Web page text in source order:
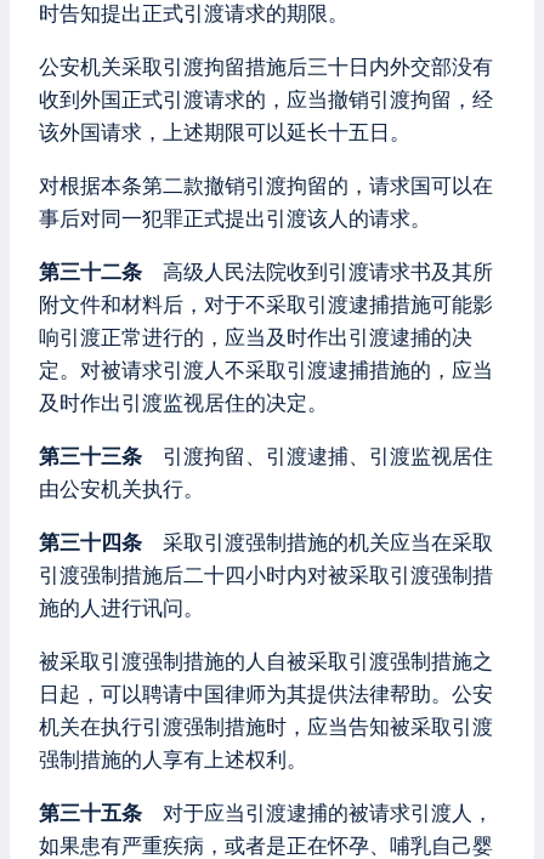
时告知提出正式引渡请求的期限。
公安机关采取引渡拘留措施后三十日内外交部没有
收到外国正式引渡请求的，应当撤销引渡拘留，经
该外国请求，上述期限可以延长十五日。
对根据本条第二款撤销引渡拘留的，请求国可以在
事后对同一犯罪正式提出引渡该人的请求。
第三十二条 高级人民法院收到引渡请求书及其所
附文件和材料后，对于不采取引渡逮捕措施可能影
响引渡正常进行的，应当及时作出引渡逮捕的决
定。对被请求引渡人不采取引渡逮捕措施的，应当
及时作出引渡监视居住的决定。
第三十三条 引渡拘留、引渡逮捕、引渡监视居住
由公安机关执行。
第三十四条 采取引渡强制措施的机关应当在采取
引渡强制措施后二十四小时内对被采取引渡强制措
施的人进行讯问。
被采取引渡强制措施的人自被采取引渡强制措施之
日起，可以聘请中国律师为其提供法律帮助。公安
机关在执行引渡强制措施时，应当告知被采取引渡
强制措施的人享有上述权利。
第三十五条 对于应当引渡逮捕的被请求引渡人，
如果患有严重疾病，或者是正在怀孕、哺乳自己婴